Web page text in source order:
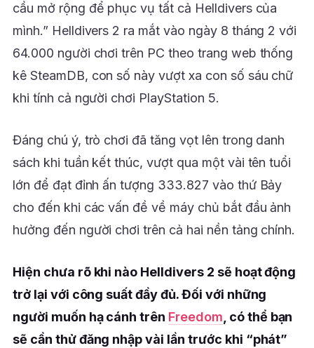
cầu mở rộng để phục vụ tất cả Helldivers của
mình.” Helldivers 2 ra mắt vào ngày 8 tháng 2 với
64.000 người chơi trên PC theo trang web thống
kê SteamDB, con số này vượt xa con số sáu chữ
khi tính cả người chơi PlayStation 5.
Đáng chú ý, trò chơi đã tăng vọt lên trong danh
sách khi tuần kết thúc, vượt qua một vài tên tuổi
lớn để đạt đỉnh ấn tượng 333.827 vào thứ Bảy
cho đến khi các vấn đề về máy chủ bắt đầu ảnh
hưởng đến người chơi trên cả hai nền tảng chính.
Hiện chưa rõ khi nào Helldivers 2 sẽ hoạt động
trở lại với công suất đầy đủ. Đối với những
người muốn hạ cánh trên Freedom , có thể bạn
sẽ cần thử đăng nhập vài lần trước khi “phát”